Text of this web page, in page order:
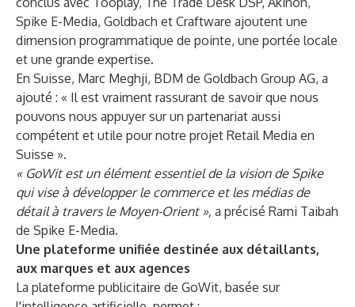
Spike E-Media, Goldbach et Craftware ajoutent une
dimension programmatique de pointe, une portée locale
et une grande expertise.
En Suisse, Marc Meghji, BDM de Goldbach Group AG, a
ajouté : « Il est vraiment rassurant de savoir que nous
pouvons nous appuyer sur un partenariat aussi
compétent et utile pour notre projet Retail Media en
Suisse ».
« GoWit est un élément essentiel de la vision de Spike
qui vise à développer le commerce et les médias de
détail à travers le Moyen-Orient », a précisé Rami Taibah
de Spike E-Media.
Une plateforme unifiée destinée aux détaillants,
aux marques et aux agences
La plateforme publicitaire de GoWit, basée sur